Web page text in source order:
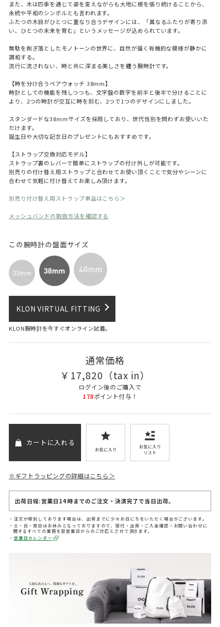
また、木は四季を通じて姿を変えながらも大地に根を張り続けることから、
永続や平和のシンボルとも言われます。
ふたつの木目がひとつに重なり合うデザインには、「異なるふたりが寄り添
い、ひとつの未来を育む」というメッセージが込められています。
無駄を削ぎ落としたモノトーンの世界に、自然が描く有機的な模様が静かに
調和する。
流行に流されない、時と共に深まる美しさを纏う腕時計です。
【時を分け合うペアウォッチ 38mm】
時計としての機能を残しつつも、文字盤の数字を前半と後半で分けることに
より、2つの時計が交互に時を刻む、2つで1つのデザインにしました。
スタンダードな38mmサイズを採用しており、世代性別を問わずお使いいた
だけます。
誕生日や大切な記念日のプレゼントにもおすすめです。
【ストラップ交換対応モデル】
ストラップ裏のレバーで簡単にストラップの付け外しが可能です。
別売りの付け替え用ストラップと合わせてお使い頂くことで気分やシーンに
合わせて気軽に付け替えてお楽しみ頂けます。
別売り付け替え用ストラップ単品はこちら＞
メッシュバンドの取扱方法を確認する
この腕時計の盤面サイズ
KLON VIRTUAL FITTING
KLON腕時計を今すぐオンライン試着。
通常価格
￥ 17,820 （tax in）
ログイン後のご購入で
178ポイント付与！
カートに入れる
お気に入り
お気に入り
リスト
※ギフトラッピングの詳細はこちら＞
出荷日程:営業日14時までのご注文・決済完了で当日出荷。
注文が殺到しております場合は、出荷までに少々お日にちをいただく場合がございます。
土・日・祝日はお休みとなっておりますので、受付・出荷・ご入金確認・お問い合わせに
関するすべての業務を翌営業日からのご対応とさせて頂きます。
営業日カレンダー